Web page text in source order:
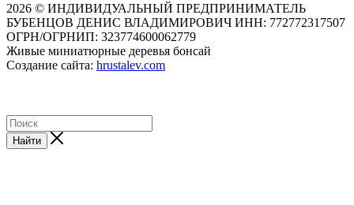
2026 © ИНДИВИДУАЛЬНЫЙ ПРЕДПРИНИМАТЕЛЬ
БУБЕНЦОВ ДЕНИС ВЛАДИМИРОВИЧ ИНН: 772772317507
ОГРН/ОГРНИП: 323774600062779
Живые миниатюрные деревья бонсай
Создание сайта: hrustalev.com
Найти